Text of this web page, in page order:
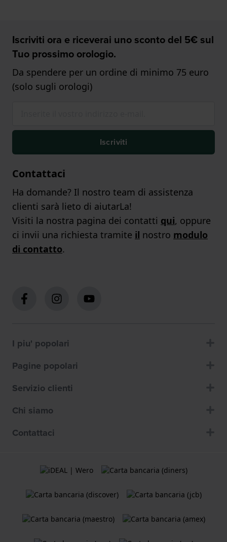
Iscriviti ora e riceverai uno sconto del 5€ sul
Tuo prossimo orologio.
Da spendere per un ordine di minimo 75 euro
(solo sugli orologi)
Iscriviti
Contattaci
Ha domande? Il nostro team di assistenza
clienti sarà lieto di aiutarLa!
Visiti la nostra pagina dei contatti qui, oppure
ci invii una richiesta tramite il nostro modulo
di contatto.
I piu' popolari
Pagine popolari
Servizio clienti
Chi siamo
Contattaci